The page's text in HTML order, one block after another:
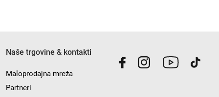
Naše trgovine & kontakti
Maloprodajna mreža
Partneri